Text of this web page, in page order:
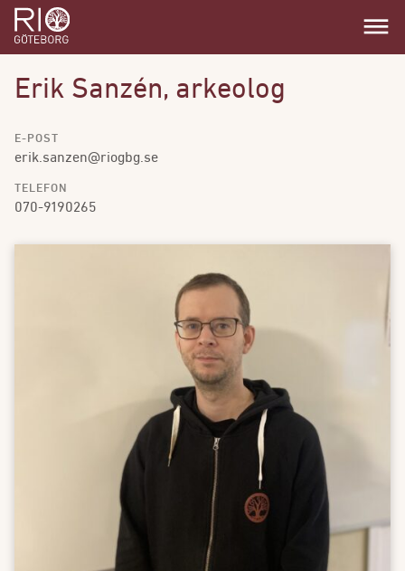
dehaze
Erik Sanzén, arkeolog
E-POST
erik.sanzen@riogbg.se
TELEFON
070-9190265